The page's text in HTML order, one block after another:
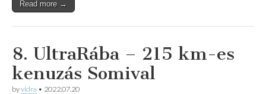
Read more →
8. UltraRába – 215 km-es
kenuzás Somival
byvidra • 2022.07.20